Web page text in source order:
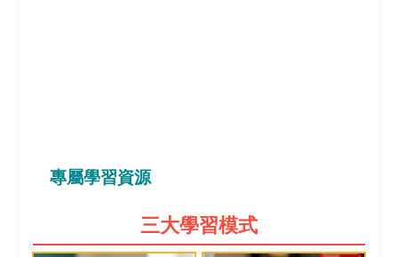
專屬學習資源
三大學習模式